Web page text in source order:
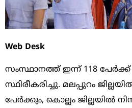
Web Desk
സംസ്ഥാനത്ത് ഇന്ന് 118
സ്ഥിരീകരിച്ചു. മലപ്പുറം
പേര്‍ക്കും, കൊല്ലം ജില്ലയില്‍